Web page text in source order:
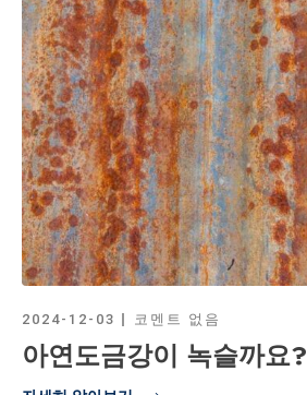
2024-12-03 코멘트 없음
아연도금강이 녹슬까요?